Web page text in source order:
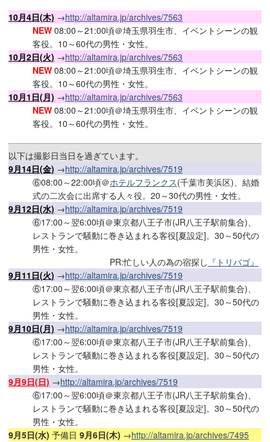
10月4日(木) →http://altamira.jp/archives/7563
NEW 08:00～21:00頃＠埼玉県羽生市、イベントシーンの観
客役。10～60代の男性・女性。
10月2日(火) →http://altamira.jp/archives/7563
NEW 08:00～21:00頃＠埼玉県羽生市、イベントシーンの観
客役。10～60代の男性・女性。
10月1日(月) →http://altamira.jp/archives/7563
NEW 08:00～21:00頃＠埼玉県羽生市、イベントシーンの観
客役。10～60代の男性・女性。
以下は撮影日当日を過ぎています。
9月14日(金) →http://altamira.jp/archives/7519
⑥08:00～22:00頃＠ホテルフランクス(千葉市美浜区)、結婚
式の二次会に出席する人々役。20～30代の男性・女性。
9月12日(水) →http://altamira.jp/archives/7519
⑥17:00～翌6:00頃＠東京都八王子市(JR八王子駅前集合)、
レストランで騒動に巻き込まれる客役[夏設定]。30～50代の
男性・女性。
PR:忙しい人の為の宿探し 『トリバゴ』
9月11日(火) →http://altamira.jp/archives/7519
⑥17:00～翌6:00頃＠東京都八王子市(JR八王子駅前集合)、
レストランで騒動に巻き込まれる客役[夏設定]。30～50代の
男性・女性。
9月10日(月) →http://altamira.jp/archives/7519
⑥17:00～翌6:00頃＠東京都八王子市(JR八王子駅前集合)、
レストランで騒動に巻き込まれる客役[夏設定]。30～50代の
男性・女性。
9月9日(日) →http://altamira.jp/archives/7519
⑥17:00～翌6:00頃＠東京都八王子市(JR八王子駅前集合)、
レストランで騒動に巻き込まれる客役[夏設定]。30～50代の
男性・女性。
9月5日(水) 予備日 9月6日(木) →http://altamira.jp/archives/7495